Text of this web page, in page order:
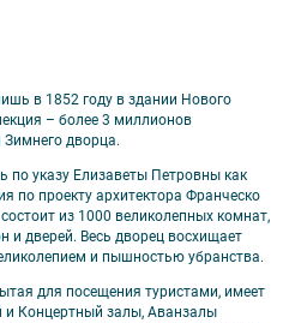
в 1852 году в здании Нового
– более 3 миллионов
Зимнего дворца.
по указу Елизаветы Петровны как
по проекту архитектора Франческо
из 1000 великолепных комнат,
и дверей. Весь дворец восхищает
и пышностью убранства.
для посещения туристами, имеет
и Концертный залы, Аванзалы